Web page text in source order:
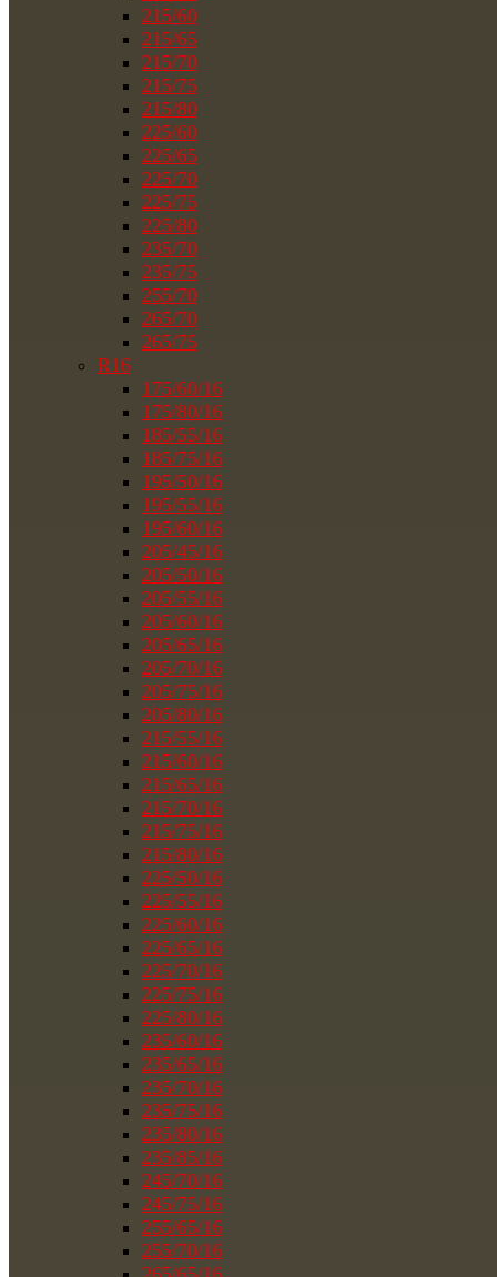
215/60
215/65
215/70
215/75
215/80
225/60
225/65
225/70
225/75
225/80
235/70
235/75
255/70
265/70
265/75
R16
175/60/16
175/80/16
185/55/16
185/75/16
195/50/16
195/55/16
195/60/16
205/45/16
205/50/16
205/55/16
205/60/16
205/65/16
205/70/16
205/75/16
205/80/16
215/55/16
215/60/16
215/65/16
215/70/16
215/75/16
215/80/16
225/50/16
225/55/16
225/60/16
225/65/16
225/70/16
225/75/16
225/80/16
235/60/16
235/65/16
235/70/16
235/75/16
235/80/16
235/85/16
245/70/16
245/75/16
255/65/16
255/70/16